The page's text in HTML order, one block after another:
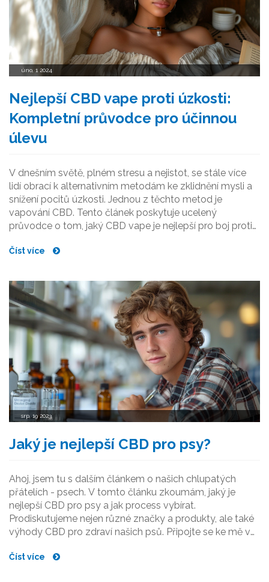
úno, 1 2024
Nejlepší CBD vape proti úzkosti:
Kompletní průvodce pro účinnou
úlevu
V dnešním světě, plném stresu a nejistot, se stále více
lidí obrací k alternativním metodám ke zklidnění mysli a
snížení pocitů úzkosti. Jednou z těchto metod je
vapování CBD. Tento článek poskytuje ucelený
průvodce o tom, jaký CBD vape je nejlepší pro boj proti
trhu a nabízí praktické tipy, jak dosáhnout maximální
Číst více
srp, 19 2023
Jaký je nejlepší CBD pro psy?
Ahoj, jsem tu s dalším článkem o našich chlupatých
přátelích - psech. V tomto článku zkoumám, jaký je
nejlepší CBD pro psy a jak process vybírat.
Prodiskutujeme nejen různé značky a produkty, ale také
výhody CBD pro zdraví našich psů. Připojte se ke mě v
milované čtyřnohé přátele.
Číst více